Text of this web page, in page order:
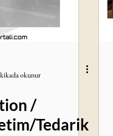
okunur
/
Tedarik